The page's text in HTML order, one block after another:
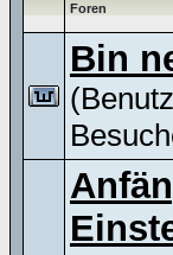
Foren
Bin